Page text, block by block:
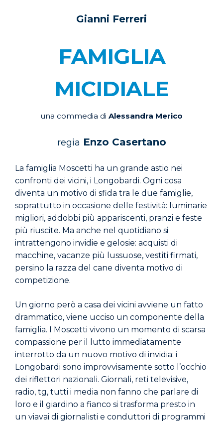
Gianni Ferreri
FAMIGLIA
MICIDIALE
una commedia di Alessandra Merico
regia Enzo Casertano
La famiglia Moscetti ha un grande astio nei
confronti dei vicini, i Longobardi. Ogni cosa
diventa un motivo di sfida tra le due famiglie,
soprattutto in occasione delle festività: luminarie
migliori, addobbi più appariscenti, pranzi e feste
più riuscite. Ma anche nel quotidiano si
intrattengono invidie e gelosie: acquisti di
macchine, vacanze più lussuose, vestiti firmati,
persino la razza del cane diventa motivo di
competizione.
Un giorno però a casa dei vicini avviene un fatto
drammatico, viene ucciso un componente della
famiglia. I Moscetti vivono un momento di scarsa
compassione per il lutto immediatamente
interrotto da un nuovo motivo di invidia: i
Longobardi sono improvvisamente sotto l’occhio
dei riflettori nazionali. Giornali, reti televisive,
radio, tg, tutti i media non fanno che parlare di
loro e il giardino a fianco si trasforma presto in
un viavai di giornalisti e conduttori di programmi